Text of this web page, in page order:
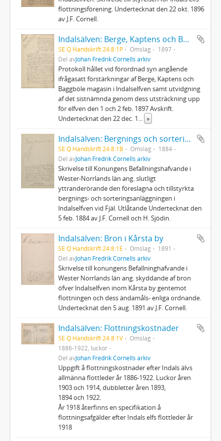
flottningsförening. Undertecknat den 22 okt. 1896
av J.F. Cornell.
Indalsälven: Berge, Kaptens och Baggböle magasin. Karta över virkesmagasinet, Sunnå och Baggböle
SE Q Handskrift 24:8:1P Omslag
1897
Del avJohan Fredrik Cornells arkiv
Protokoll hållet vid förordnad syn angående
ifrågasatt förstärkningar af Berge, Kaptens och
Baggböle magasin i lndalselfven samt utvidgning
af det sistnämnda genom dess utsträckning upp
för elfven den 1 och 2 feb. 1897 Avskrift.
Undertecknat den 22 dec. 1
»
Indalsälven: Bergnings och sorteringsanläggning vid Fjäl
SE Q Handskrift 24:8:1B Omslag
1884
Del avJohan Fredrik Cornells arkiv
Skrivelse till Konungens Befallningshafvande i
Wester-Norrlands län ang. slutligt
yttranderörande den föreslagna och tillstyrkta
bergnings- och sorteringsanläggningen i
lndalselfven vid Fjäl. Utlåtande Undertecknat den
5 feb. 1884 av J.F. Cornell och H. Sjödin.
Indalsälven: Bron i Kårsta by
SE Q Handskrift 24:8:1E Omslag
1891
Del avJohan Fredrik Cornells arkiv
Skrivelse till konungens Befallninghafvande i
Wester Norrlands län ang. skyddande af bron
öfver lndalselfven inom Kårsta by gentemot
flottningen och dess ändamåls- enliga ordnande.
Undertecknat den 5 aug. 1891 av J.F. Cornell.
Indalsälven: Flottningskostnader
SE Q Handskrift 24:8:1V
Omslag
1886-1922, luckor
Del avJohan Fredrik Cornells arkiv
Uppgift å flottningskostnader efter Indals älvs
allmänna flottleder år 1886-1922. Luckor åren
1903 och 1914, dubbletter åren 1893,
1894 och 1922.
År 1918 återfinns en specifikation å
flottningsafgälder efter Indals elfs flottleder år
1918